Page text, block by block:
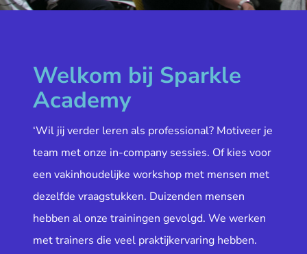
Welkom bij Sparkle
Academy
‘Wil jij verder leren als professional? Motiveer je
team met onze in-company sessies. Of kies voor
een vakinhoudelijke workshop met mensen met
dezelfde vraagstukken. Duizenden mensen
hebben al onze trainingen gevolgd. We werken
met trainers die veel praktijkervaring hebben.